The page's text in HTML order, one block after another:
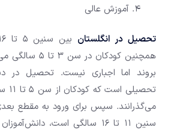
آموزش عالی
تحصیل در انگلستان
همچنین کودکان
بروند اما اجباری نیست. تحصیل در
می‌گذرانند. سپس برای ورود به مقطع
سنین 11 تا 16 سالگی است،